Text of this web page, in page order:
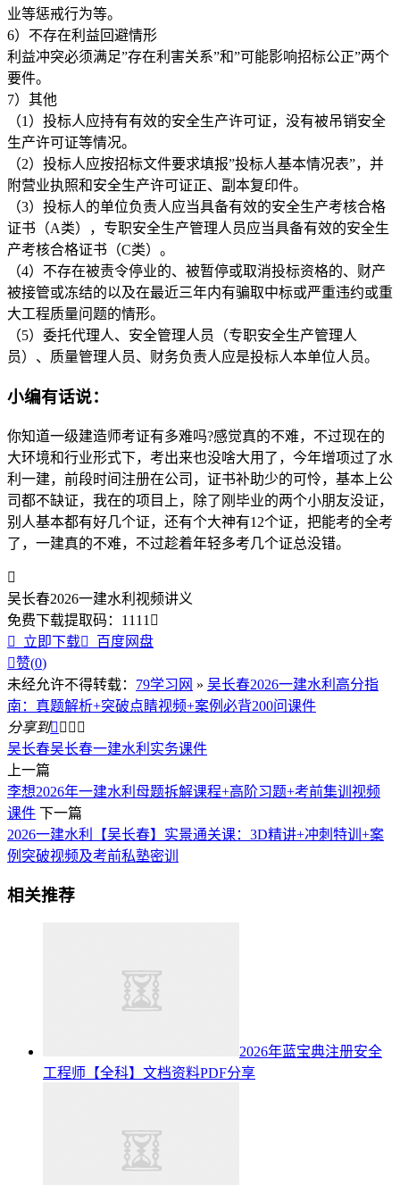
业等惩戒行为等。
6）不存在利益回避情形
利益冲突必须满足”存在利害关系”和”可能影响招标公正”两个
要件。
7）其他
（1）投标人应持有有效的安全生产许可证，没有被吊销安全
生产许可证等情况。
（2）投标人应按招标文件要求填报”投标人基本情况表”，并
附营业执照和安全生产许可证正、副本复印件。
（3）投标人的单位负责人应当具备有效的安全生产考核合格
证书（A类），专职安全生产管理人员应当具备有效的安全生
产考核合格证书（C类）。
（4）不存在被责令停业的、被暂停或取消投标资格的、财产
被接管或冻结的以及在最近三年内有骗取中标或严重违约或重
大工程质量问题的情形。
（5）委托代理人、安全管理人员（专职安全生产管理人
员）、质量管理人员、财务负责人应是投标人本单位人员。
小编有话说：
你知道一级建造师考证有多难吗?感觉真的不难，不过现在的
大环境和行业形式下，考出来也没啥大用了，今年增项过了水
利一建，前段时间注册在公司，证书补助少的可怜，基本上公
司都不缺证，我在的项目上，除了刚毕业的两个小朋友没证，
别人基本都有好几个证，还有个大神有12个证，把能考的全考
了，一建真的不难，不过趁着年轻多考几个证总没错。

吴长春2026一建水利视频讲义
免费下载提取码： 1111 

立即下载
百度网盘
赞(0)
未经允许不得转载： 79学习网 » 吴长春2026一建水利高分指
南：真题解析+突破点睛视频+案例必背200问课件
分享到   
吴长春吴长春一建水利实务课件
上一篇
李想2026年一建水利母题拆解课程+高阶习题+考前集训视频
课件 下一篇
2026一建水利【吴长春】实景通关课：3D精讲+冲刺特训+案
例突破视频及考前私塾密训
相关推荐
2026年蓝宝典注册安全
工程师【全科】文档资料PDF分享